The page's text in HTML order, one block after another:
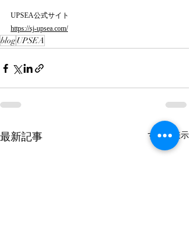
UPSEA公式サイト
https://sj-upsea.com/
blogUPSEA
最新記事 すべて表示